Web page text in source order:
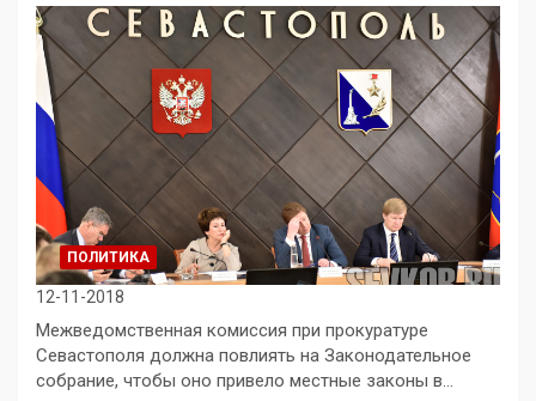
ПОЛИТИКА
12-11-2018
Межведомственная комиссия при прокуратуре
Севастополя должна повлиять на Законодательное
собрание, чтобы оно привело местные законы в…